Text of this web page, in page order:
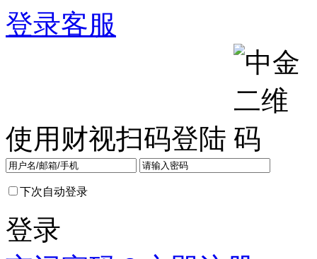
登录客服
使用财视扫码登陆
下次自动登录
登录